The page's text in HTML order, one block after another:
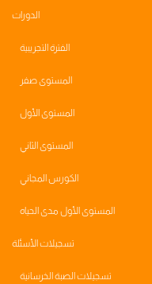
الدورات
الفترة التجريبية
المستوى صفر
المستوى الأول
المستوى الثاني
الكورس المجاني
المستوى الأول مدى الحياه
تسجيلات الأسئلة
تسجيلات الصبة الخرسانية